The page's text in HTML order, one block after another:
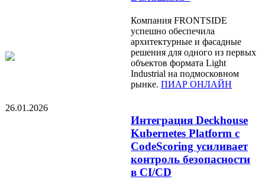
Компания FRONTSIDE
успешно обеспечила
архитектурные и фасадные
решения для одного из первых
объектов формата Light
Industrial на подмосковном
рынке. ПИАР ОНЛАЙН
26.01.2026
Интеграция Deckhouse
Kubernetes Platform с
CodeScoring усиливает
контроль безопасности
в CI/CD